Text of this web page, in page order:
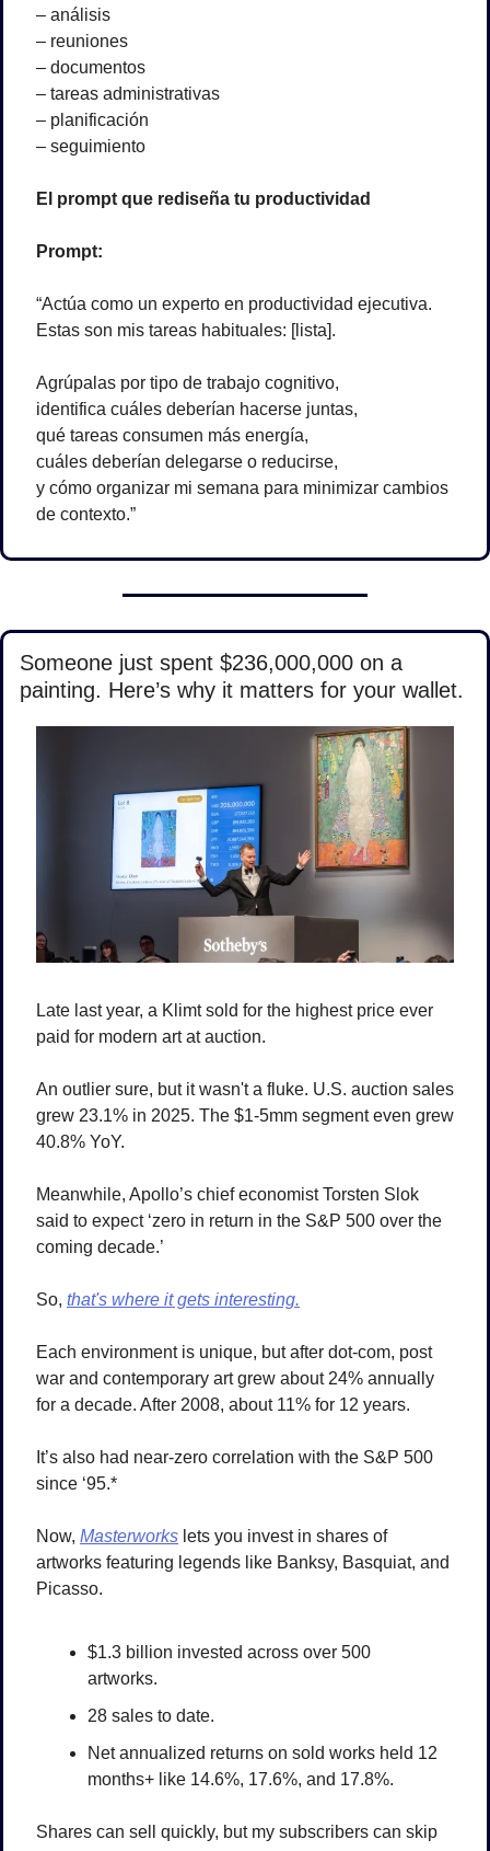
– análisis
– reuniones
– documentos
– tareas administrativas
– planificación
– seguimiento
El prompt que rediseña tu productividad
Prompt:
“Actúa como un experto en productividad ejecutiva.
Estas son mis tareas habituales: [lista].
Agrúpalas por tipo de trabajo cognitivo,
identifica cuáles deberían hacerse juntas,
qué tareas consumen más energía,
cuáles deberían delegarse o reducirse,
y cómo organizar mi semana para minimizar cambios
de contexto.”
Someone just spent $236,000,000 on a
painting. Here’s why it matters for your wallet.
Late last year, a Klimt sold for the highest price ever
paid for modern art at auction.
An outlier sure, but it wasn't a fluke. U.S. auction sales
grew 23.1% in 2025. The $1-5mm segment even grew
40.8% YoY.
Meanwhile, Apollo’s chief economist Torsten Slok
said to expect ‘zero in return in the S&P 500 over the
coming decade.’
So, that's where it gets interesting.
Each environment is unique, but after dot-com, post
war and contemporary art grew about 24% annually
for a decade. After 2008, about 11% for 12 years.
It’s also had near-zero correlation with the S&P 500
since ‘95.*
Now, Masterworks lets you invest in shares of
artworks featuring legends like Banksy, Basquiat, and
Picasso.
$1.3 billion invested across over 500
artworks.
28 sales to date.
Net annualized returns on sold works held 12
months+ like 14.6%, 17.6%, and 17.8%.
Shares can sell quickly, but my subscribers can skip